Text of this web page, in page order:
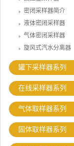
密闭采样器简介
液体密闭采样器
气体密闭采样器
旋风式汽水分离器
罐下采样器系列
在线采样器系列
气体取样器系列
固体取样器系列